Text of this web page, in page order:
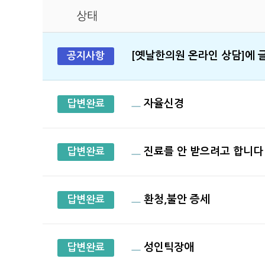
상태
공지사항 [옛날한의원 온라인 상담]에
답변완료 자율신경
답변완료 진료를 안 받으려고 합니다
답변완료 환청,불안 증세
답변완료 성인틱장애